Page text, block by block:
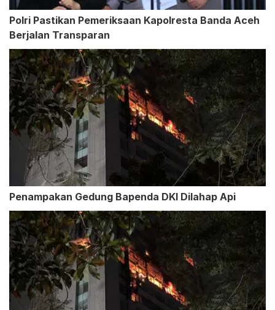
Polri Pastikan Pemeriksaan Kapolresta Banda Aceh
Berjalan Transparan
Penampakan Gedung Bapenda DKI Dilahap Api